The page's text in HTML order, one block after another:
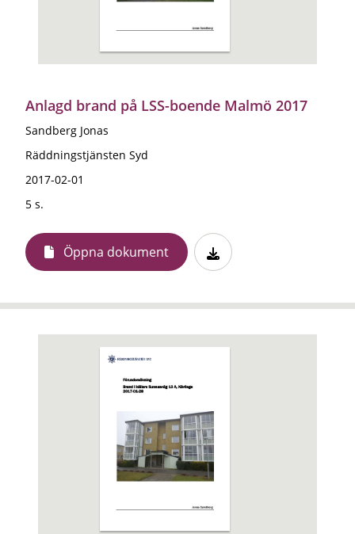
Anlagd brand på LSS-boende Malmö 2017
Sandberg Jonas
Räddningstjänsten Syd
2017-02-01
5 s.
Öppna dokument